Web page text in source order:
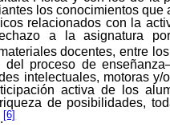
los conocimientos
relacionados con la
a la asignatura
docentes, entre
proceso de
intelectuales, motoras
activa de los
de posibilidades,
[6]